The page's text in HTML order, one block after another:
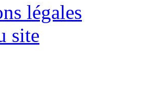
légales
site